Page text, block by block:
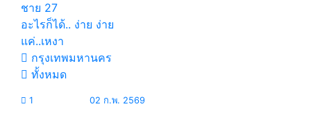
ชาย 27
อะไรก็ได้.. ง่าย ง่าย
แค่..เหงา
กรุงเทพมหานคร
ทั้งหมด
1 02 ก.พ. 2569